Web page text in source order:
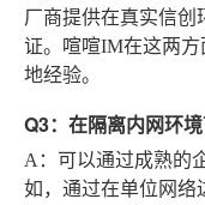
厂商提供在真实信创
证。喧喧IM在这两
地经验。
Q3：在隔离内网环
A ：可以通过成熟的
如，通过在单位网络